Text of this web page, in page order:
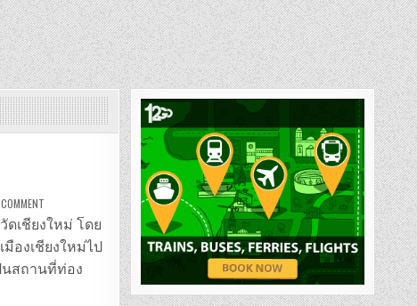
รถ
ตู้
ม่อน
แจ่ม
–
แม่
กำ
ดเชียงใหม่ โดย
มืองเชียงใหม่ไป
นสถานที่ท่อง